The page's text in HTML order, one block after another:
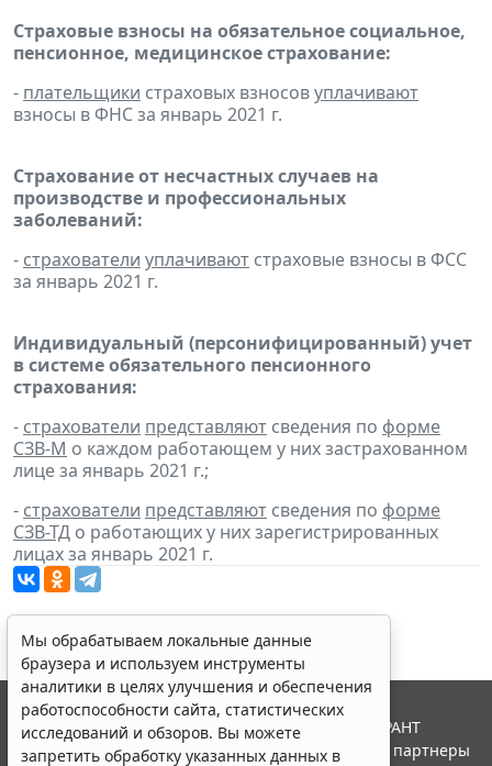
Страховые взносы на обязательное социальное,
пенсионное, медицинское страхование:
- плательщики страховых взносовуплачивают
взносы в ФНС за январь 2021 г.
Страхование от несчастных случаев на
производстве и профессиональных
заболеваний:
- страхователи уплачивают страховые взносы в ФСС
за январь 2021 г.
Индивидуальный (персонифицированный) учет
в системе обязательного пенсионного
страхования:
- страхователи представляют сведения по форме
СЗВ-М о каждом работающем у них застрахованном
лице за январь 2021 г.;
- страхователи представляют сведения по форме
СЗВ-ТД о работающих у них зарегистрированных
лицах за январь 2021 г.
Мы обрабатываем локальные данные
браузера и используем инструменты
аналитики в целях улучшения и обеспечения
работоспособности сайта, статистических
исследований и обзоров. Вы можете
запретить обработку указанных данных в
© ООО "НПП "ГАРАНТ-СЕРВИС", 2026. Система ГАРАНТ
выпускается с 1990 года. Компания "Гарант" и ее партнеры